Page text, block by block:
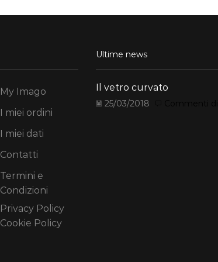
My Imago
I miei ordini
I miei dati
Contatti
Termini e
Condizioni
Privacy Policy
Cookie Policy
Ultime news
Il vetro curvato
25/03/2018